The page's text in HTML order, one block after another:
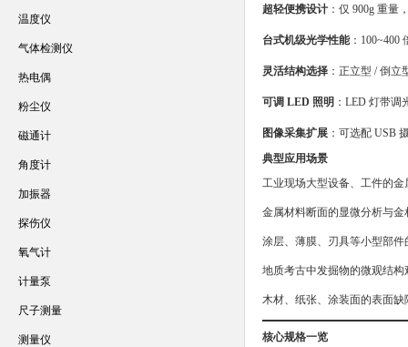
超轻便携设计：仅 900g 重量
台式机级光学性能：100~400
灵活结构选择：正立型 / 倒立
可调 LED 照明 ：LED 灯带
图像采集扩展：可选配 USB
典型应用场景
工业现场大型设备、工件的
金属材料断面的显微分析与金
涂层、薄膜、刃具等小型部件
地质考古中发掘物的微观结构
木材、纸张、涂装面的表面缺
核心规格一览
温度仪
气体检测仪
热电偶
粉尘仪
磁通计
角度计
加振器
探伤仪
氧气计
计量泵
尺子测量
测量仪